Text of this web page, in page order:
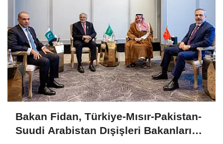
Bakan Fidan, Türkiye-Mısır-Pakistan-
Suudi Arabistan Dışişleri Bakanları